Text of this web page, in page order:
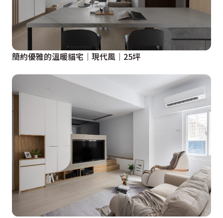
簡約優雅的溫暖貓宅│現代風│25坪